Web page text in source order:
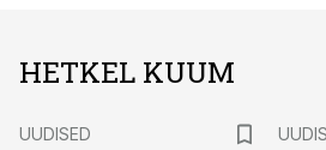
HETKEL KUUM
UUDISED